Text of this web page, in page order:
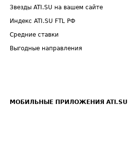
Звезды ATI.SU на вашем сайте
Индекс ATI.SU FTL РФ
Средние ставки
Выгодные направления
МОБИЛЬНЫЕ ПРИЛОЖЕНИЯ ATI.SU